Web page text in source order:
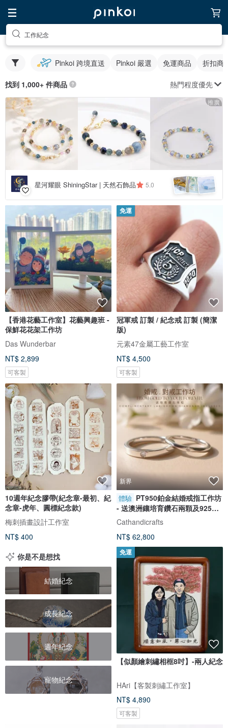
工作紀念
Pinkoi 跨境直送 Pinkoi 嚴選 免運商品 折扣商
找到 1,000+ 件商品 熱門程度優先
推廣
星河耀眼 ShiningStar | 天然石飾品 5.0
【香港花藝工作室】花藝興趣班 -
保鮮花花架工作坊
Das Wunderbar
NT$ 2,899
可客製
免運
冠軍戒 訂製 / 紀念戒 訂製 (簡潔
版)
元素47金屬工藝工作室
NT$ 4,500
可客製
10週年紀念膠帶(紀念章-最初、紀
念章-虎年、圓標紀念款)
梅刺插畫設計工作室
NT$ 400
新界
體驗 PT950鉑金結婚戒指工作坊
- 送澳洲鑲培育鑽石兩顆及925銀
對戒
Cathandicrafts
NT$ 62,800
你是不是想找
結婚紀念
成長紀念
週年紀念
寵物紀念
免運
【似顏繪刺繡相框8吋】-兩人紀念
HAri【客製刺繡工作室】
NT$ 4,890
可客製